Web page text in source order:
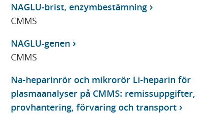
NAGLU-brist, enzymbestämning
CMMS
NAGLU-genen
CMMS
Na-heparinrör och mikrorör Li-heparin för
plasmaanalyser på CMMS: remissuppgifter,
provhantering, förvaring och transport